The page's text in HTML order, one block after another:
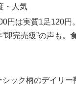
・人気
円は実質1足120円
即完売級”の声も。
ック柄のデイリー